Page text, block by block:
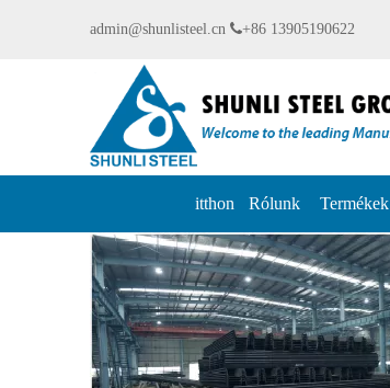
admin@shunlisteel.cn +86 13905190622
itthon Rólunk Termékek